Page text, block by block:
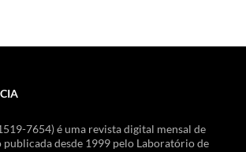
7654) é uma revista digital mensal de
desde 1999 pelo Laboratório de